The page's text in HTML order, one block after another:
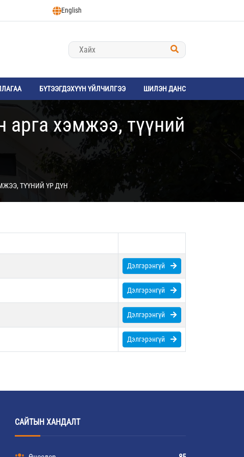
English
БҮТЭЭГДЭХҮҮН ҮЙЛЧИЛГЭЭ ШИЛЭН ДАНС
арга хэмжээ, түүний
ТҮҮНИЙ ҮР ДҮН
Дэлгэрэнгүй
Дэлгэрэнгүй
Дэлгэрэнгүй
Дэлгэрэнгүй
САЙТЫН ХАНДАЛТ